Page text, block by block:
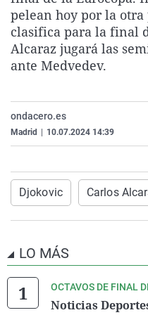
pelean hoy por la
clasifica para la final
Alcaraz jugará las
ante Medvedev.
ondacero.es
Madrid 10.07.2024 14:39
Djokovic Carlos
LO MÁS
OCTAVOS DE FINAL
Noticias